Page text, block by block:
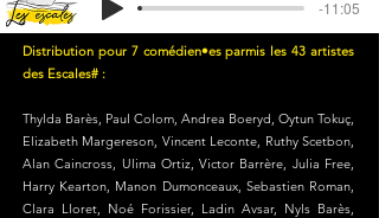
-11:05
Distribution pour 7 comédien•es parmis les 43 artistes
des Escales# :
Thylda Barès, Paul Colom, Andrea Boeryd, Oytun Tokuç,
Elizabeth Margereson, Vincent Leconte, Ruthy Scetbon,
Alan Caincross, Ulima Ortiz, Victor Barrère, Julia Free,
Harry Kearton, Manon Dumonceaux, Sebastien Roman,
Clara Lloret, Noé Forissier, Ladin Avsar, Nyls Barès,